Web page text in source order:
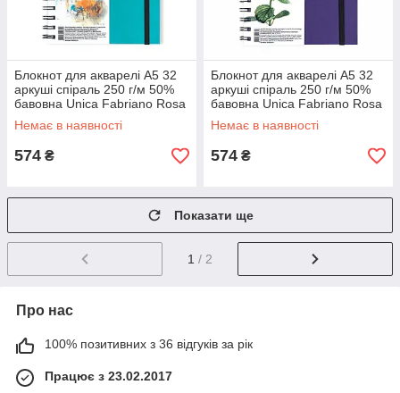
Блокнот для акварелі A5 32
аркуші спіраль 250 г/м 50%
бавовна Unica Fabriano Rosa
Gallery, 16920553
Немає в наявності
574 ₴
Блокнот для акварелі A5 32
аркуші спіраль 250 г/м 50%
бавовна Unica Fabriano Rosa
Gallery, 16920554
Немає в наявності
574 ₴
Показати ще
1 / 2
Про нас
100% позитивних з 36 відгуків за рік
Працює з 23.02.2017